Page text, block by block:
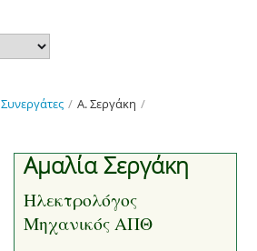
Συνεργάτες / Α. Σεργάκη /
Αμαλία Σεργάκη
Ηλεκτρολόγος
Μηχανικός ΑΠΘ